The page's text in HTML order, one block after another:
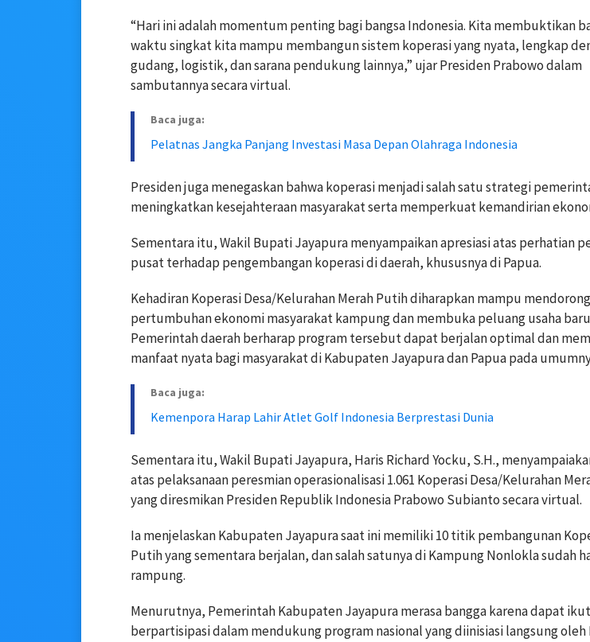
“Hari ini adalah momentum penting bagi bangsa Indonesia. Kita membuktikan
waktu singkat kita mampu membangun sistem koperasi yang nyata, lengkap
gudang, logistik, dan sarana pendukung lainnya,” ujar Presiden Prabowo dalam
sambutannya secara virtual.
Baca juga:
Pelatnas Jangka Panjang Investasi Masa Depan Olahraga Indonesia
Presiden juga menegaskan bahwa koperasi menjadi salah satu strategi
meningkatkan kesejahteraan masyarakat serta memperkuat kemandirian
Sementara itu, Wakil Bupati Jayapura menyampaikan apresiasi atas perhatian
pusat terhadap pengembangan koperasi di daerah, khususnya di Papua.
Kehadiran Koperasi Desa/Kelurahan Merah Putih diharapkan mampu mendorong
pertumbuhan ekonomi masyarakat kampung dan membuka peluang usaha
Pemerintah daerah berharap program tersebut dapat berjalan optimal dan
manfaat nyata bagi masyarakat di Kabupaten Jayapura dan Papua pada
Baca juga:
Kemenpora Harap Lahir Atlet Golf Indonesia Berprestasi Dunia
Sementara itu, Wakil Bupati Jayapura, Haris Richard Yocku, S.H.,
atas pelaksanaan peresmian operasionalisasi 1.061 Koperasi Desa/Kelurahan
yang diresmikan Presiden Republik Indonesia Prabowo Subianto secara virtual.
Ia menjelaskan Kabupaten Jayapura saat ini memiliki 10 titik pembangunan
Putih yang sementara berjalan, dan salah satunya di Kampung Nonlokla sudah
rampung.
Menurutnya, Pemerintah Kabupaten Jayapura merasa bangga karena dapat ikut
berpartisipasi dalam mendukung program nasional yang diinisiasi langsung oleh